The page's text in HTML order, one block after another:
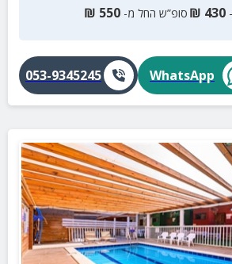
430
₪ סופ”ש החל מ- 550
₪
WhatsApp
053-9345245